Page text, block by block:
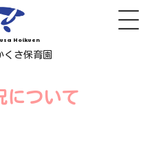
Hoikuen
くさ保育園
について